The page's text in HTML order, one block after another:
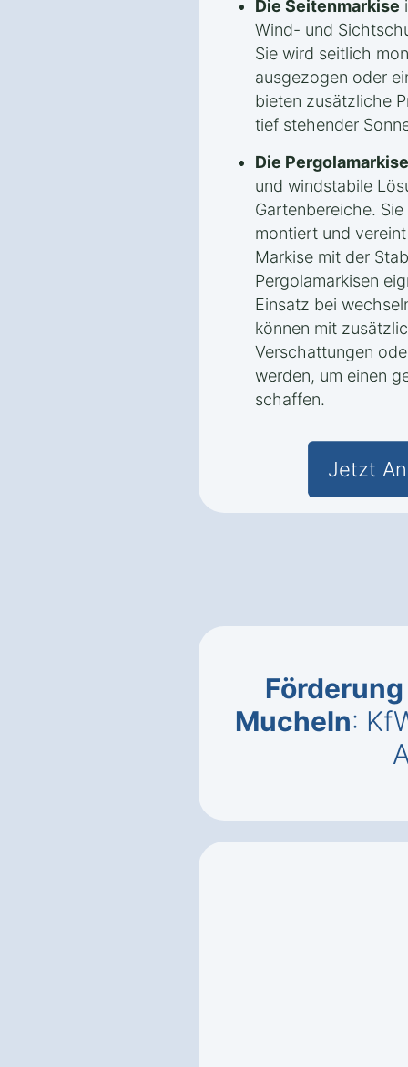
Die Seitenmarkise
Wind- und
Sie wird seitlich
ausgezogen oder
bieten zusätzliche
tief stehender
Die Pergolamarkise
und windstabile
Gartenbereiche.
montiert und
Markise mit der
Pergolamarkisen
Einsatz bei
können mit
Verschattungen
werden, um einen
schaffen.
Jetzt
Mucheln: